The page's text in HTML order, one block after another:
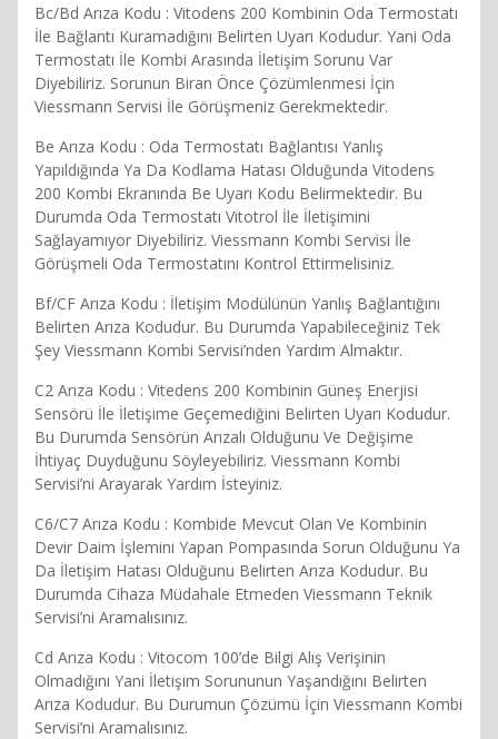
Bc/Bd Arıza Kodu : Vitodens 200 Kombinin Oda Termostatı
İle Bağlantı Kuramadığını Belirten Uyarı Kodudur. Yani Oda
Termostatı İle Kombi Arasında İletişim Sorunu Var
Diyebiliriz. Sorunun Biran Önce Çözümlenmesi İçin
Viessmann Servisi İle Görüşmeniz Gerekmektedir.
Be Arıza Kodu : Oda Termostatı Bağlantısı Yanlış
Yapıldığında Ya Da Kodlama Hatası Olduğunda Vitodens
200 Kombi Ekranında Be Uyarı Kodu Belirmektedir. Bu
Durumda Oda Termostatı Vitotrol İle İletişimini
Sağlayamıyor Diyebiliriz. Viessmann Kombi Servisi İle
Görüşmeli Oda Termostatını Kontrol Ettirmelisiniz.
Bf/CF Arıza Kodu : İletişim Modülünün Yanlış Bağlantığını
Belirten Arıza Kodudur. Bu Durumda Yapabileceğiniz Tek
Şey Viessmann Kombi Servisi’nden Yardım Almaktır.
C2 Arıza Kodu : Vitedens 200 Kombinin Güneş Enerjisi
Sensörü İle İletişime Geçemediğini Belirten Uyarı Kodudur.
Bu Durumda Sensörün Arızalı Olduğunu Ve Değişime
İhtiyaç Duyduğunu Söyleyebiliriz. Viessmann Kombi
Servisi’ni Arayarak Yardım İsteyiniz.
C6/C7 Arıza Kodu : Kombide Mevcut Olan Ve Kombinin
Devir Daim İşlemini Yapan Pompasında Sorun Olduğunu Ya
Da İletişim Hatası Olduğunu Belirten Arıza Kodudur. Bu
Durumda Cihaza Müdahale Etmeden Viessmann Teknik
Servisi’ni Aramalısınız.
Cd Arıza Kodu : Vitocom 100’de Bilgi Alış Verişinin
Olmadığını Yani İletişim Sorununun Yaşandığını Belirten
Arıza Kodudur. Bu Durumun Çözümü İçin Viessmann Kombi
Servisi’ni Aramalısınız.